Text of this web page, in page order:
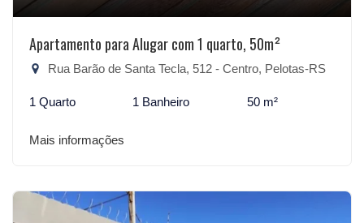
Apartamento para Alugar com 1 quarto, 50m²
Rua Barão de Santa Tecla, 512 - Centro, Pelotas-RS
1 Quarto 1 Banheiro 50 m²
Mais informações